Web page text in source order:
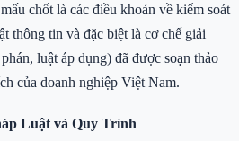
chốt là các điều khoản về kiểm soát
thông tin và đặc biệt là cơ chế giải
luật áp dụng) đã được soạn thảo
của doanh nghiệp Việt Nam.
Luật và Quy Trình